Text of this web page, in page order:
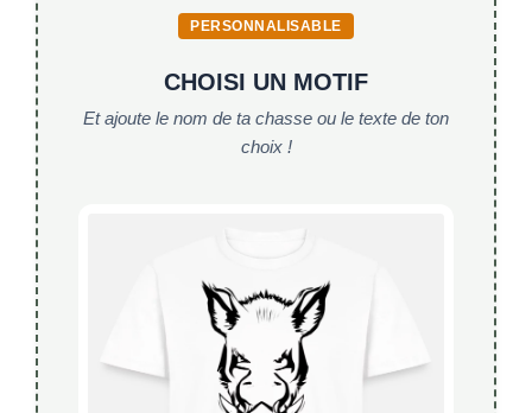
PERSONNALISABLE
CHOISI UN MOTIF
Et ajoute le nom de ta chasse ou le texte de ton
choix !